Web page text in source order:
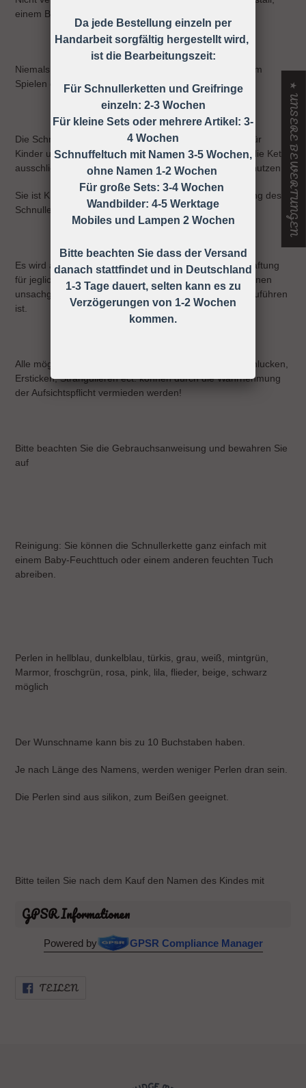
einem Bett oder einer Wiege befindet
Niemals die Schnullerkette dem Kind ohne Schnuller zum
Spielen geben.
Die Schnullerkette darf nicht unbefestigt als Spielzeug für
Kinder unter 36 Monaten verwendet werden, daher ist die Kette
ausschließlich unter Aufsicht eines Erwachsenen zu benutzen!
Sie ist KEIN Spielzeug, sondern dient nur zur Befestigung des
Schnullers an der Kleidung.
Es wird ausdrücklich darauf hingewiesen, dass keine Haftung
für jegliche Art von Risiken übernommen wird, die auf einen
unsachgemäßen Gebrauch der Schnullerkette zurück zuführen
ist.
Alle möglichen Unfälle und Verletzungen wie z.B. Verschlucken,
Ersticken, Strangulieren ect. können durch die Wahrnehmung
der Aufsichtspflicht vermieden werden!
Bitte beachten Sie die Gebrauchsanweisung und bewahren Sie
auf
Reinigung: Sie können die Schnullerkette ganz einfach mit
einem Baby-Feuchttuch oder einem anderen feuchten Tuch
abreiben.
Perlen in hellblau, dunkelblau, türkis, grau, weiß, mintgrün,
Marmor, froschgrün, rosa, pink, lila, flieder, beige, schwarz
möglich
Der Wunschname kann bis zu 10 Buchstaben haben.
Je nach Länge des Namens, werden weniger Perlen dran sein.
Die Perlen sind aus silikon, zum Beißen geeignet.
Bitte teilen Sie nach dem Kauf den Namen des Kindes mit
GPSR Informationen
Powered by GPSR Compliance Manager
TEILENFACEBOOK
★ UNSERE BEWERTUNGEN
Da jede Bestellung einzeln per
Handarbeit sorgfältig hergestellt wird,
ist die Bearbeitungszeit:
Für Schnullerketten und Greifringe
einzeln: 2-3 Wochen
Für kleine Sets oder mehrere Artikel: 3-
4 Wochen
Schnuffeltuch mit Namen 3-5 Wochen,
ohne Namen 1-2 Wochen
Für große Sets: 3-4 Wochen
Wandbilder: 4-5 Werktage
Mobiles und Lampen 2 Wochen
Bitte beachten Sie dass der Versand
danach stattfindet und in Deutschland
1-3 Tage dauert, selten kann es zu
Verzögerungen von 1-2 Wochen
kommen.